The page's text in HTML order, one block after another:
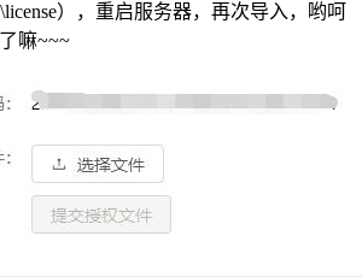
），重启服务器，再次导入，哟呵
嘛~~~